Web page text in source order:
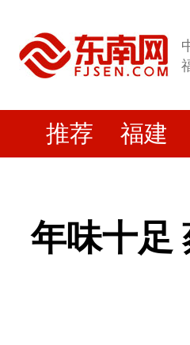
推荐 福建
年味十足